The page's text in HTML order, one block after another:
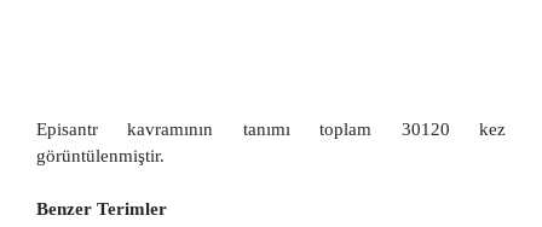
Episantr kavramının tanımı toplam 30120 kez
görüntülenmiştir.
Benzer Terimler